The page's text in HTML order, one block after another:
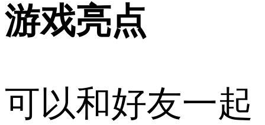
游戏亮点
可以和好友一起